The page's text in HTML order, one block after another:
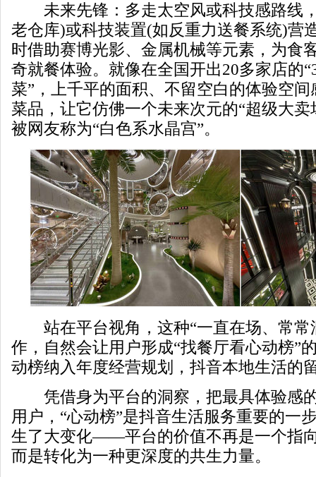
未来先锋：多走太空风或科技感路线
老仓库)或科技装置(如反重力送餐系统)营
时借助赛博光影、金属机械等元素，为食
奇就餐体验。就像在全国开出20多家店的
菜”，上千平的面积、不留空白的体验空
菜品，让它仿佛一个未来次元的“超级大
被网友称为“白色系水晶宫”。
站在平台视角，这种“一直在场、常常
作，自然会让用户形成“找餐厅看心动榜”
动榜纳入年度经营规划，抖音本地生活的
凭借身为平台的洞察，把最具体验感
用户，“心动榜”是抖音生活服务重要的一
生了大变化——平台的价值不再是一个指
而是转化为一种更深度的共生力量。